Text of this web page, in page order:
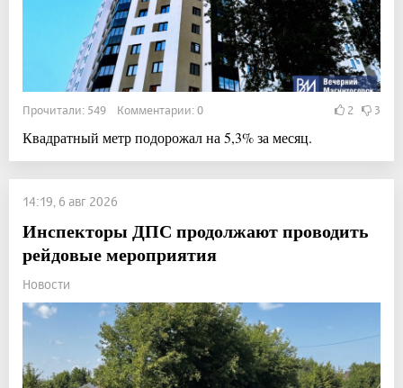
Прочитали: 549 Комментарии: 0 2 3
Квадратный метр подорожал на 5,3% за месяц.
14:19, 6 авг 2026
Инспекторы ДПС продолжают проводить
рейдовые мероприятия
Новости